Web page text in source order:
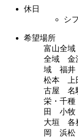
休日
シ
希望場所
富山全
全域
域 福
松本 上
古屋 名
栄・千
田 小
大垣
岡 浜